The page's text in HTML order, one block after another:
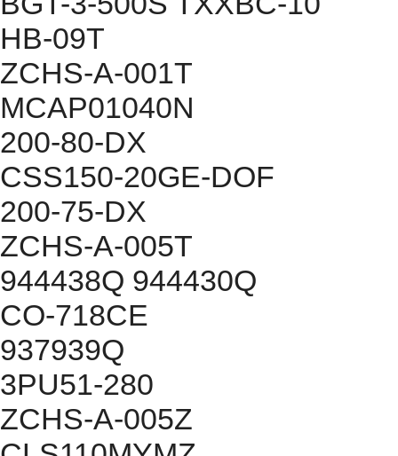
HB-09T
ZCHS-A-001T
MCAP01040N
200-80-DX
CSS150-20GE-DOF
200-75-DX
ZCHS-A-005T
944438Q 944430Q
CO-718CE
937939Q
3PU51-280
ZCHS-A-005Z